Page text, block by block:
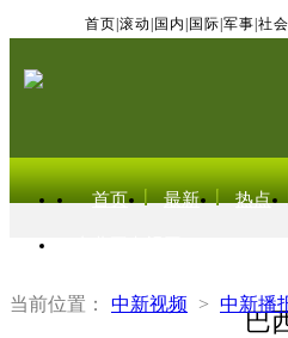
首页 滚动 国内 国际 军事 社会
首页 最新 热点
当前位置： 中新视频 > 中新播
巴